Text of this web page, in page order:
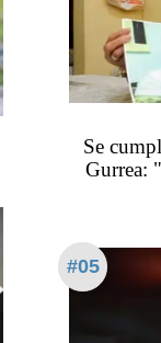
Se
Gurrea:
#05